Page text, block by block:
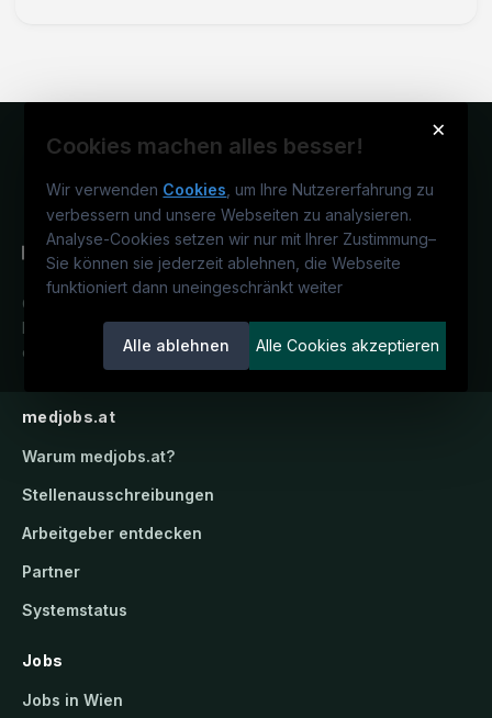
×
Cookies machen alles besser!
Wir verwenden Cookies , um Ihre Nutzererfahrung zu
verbessern und unsere Webseiten zu analysieren.
Analyse-Cookies setzen wir nur mit Ihrer Zustimmung–
Sie können sie jederzeit ablehnen, die Webseite
funktioniert dann uneingeschränkt weiter
Alle ablehnen Alle Cookies akzeptieren
Österreichs medizinisches
Karriereportal.Ein Service der
candidatis GmbH.
medjobs.at
Warum medjobs.at?
Stellenausschreibungen
Arbeitgeber entdecken
Partner
Systemstatus
Jobs
Jobs in Wien